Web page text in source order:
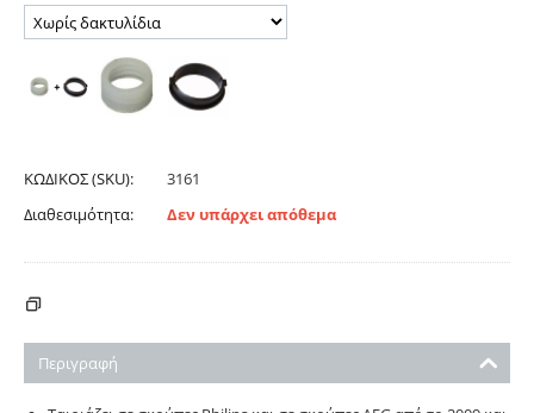
ΚΩΔΙΚΟΣ (SKU):
3161
Διαθεσιμότητα:
Δεν υπάρχει απόθεμα
Περιγραφή